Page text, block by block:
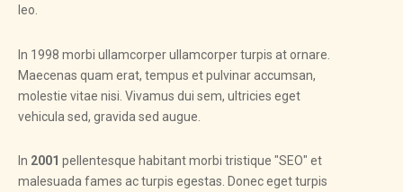
leo.
In 1998 morbi ullamcorper ullamcorper turpis at ornare.
Maecenas quam erat, tempus et pulvinar accumsan,
molestie vitae nisi. Vivamus dui sem, ultricies eget
vehicula sed, gravida sed augue.
In 2001 pellentesque habitant morbi tristique "SEO" et
malesuada fames ac turpis egestas. Donec eget turpis